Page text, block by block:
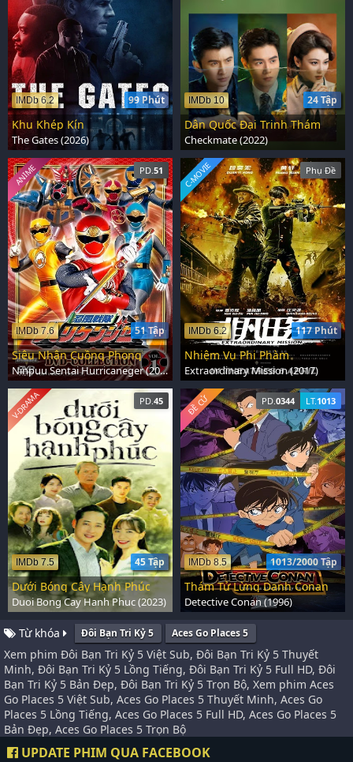
99 Phút
IMDb 6.2
Khu Khép Kín
The Gates (2026)
24 Tập
IMDb 10
Dân Quốc Đại Trinh Thám
Checkmate (2022)
PD.51
51 Tập
IMDb 7.6
ANIME
Siêu Nhân Cuồng Phong
Ninpuu Sentai Hurricaneger (2002)
Phụ Đề
117 Phút
IMDb 6.2
C-MOVIE
Nhiệm Vụ Phi Phàm
Extraordinary Mission (2017)
PD.45
45 Tập
IMDb 7.5
V-DRAMA
Dưới Bóng Cây Hạnh Phúc
Duoi Bong Cay Hanh Phuc (2023)
PD.0344 LT.1013
1013/2000 Tập
IMDb 8.5
ĐỀ CỬ
Thám Tử Lừng Danh Conan
Detective Conan (1996)
Từ khóa Đôi Bạn Tri Kỷ 5 Aces Go Places 5
Xem phim Đôi Bạn Tri Kỷ 5 Việt Sub, Đôi Bạn Tri Kỷ 5 Thuyết
Minh, Đôi Bạn Tri Kỷ 5 Lồng Tiếng, Đôi Bạn Tri Kỷ 5 Full HD, Đôi
Bạn Tri Kỷ 5 Bản Đẹp, Đôi Bạn Tri Kỷ 5 Trọn Bộ, Xem phim Aces
Go Places 5 Việt Sub, Aces Go Places 5 Thuyết Minh, Aces Go
Places 5 Lồng Tiếng, Aces Go Places 5 Full HD, Aces Go Places 5
Bản Đẹp, Aces Go Places 5 Trọn Bộ
UPDATE PHIM QUA FACEBOOK